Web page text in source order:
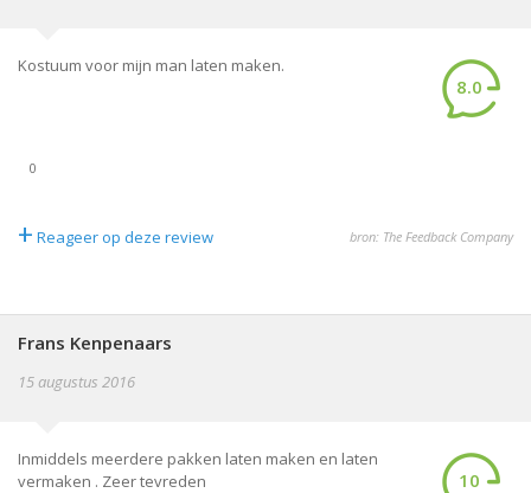
Kostuum voor mijn man laten maken.
8.0
0
+ Reageer op deze review bron: The Feedback Company
Frans Kenpenaars
15 augustus 2016
Inmiddels meerdere pakken laten maken en laten
vermaken . Zeer tevreden
10